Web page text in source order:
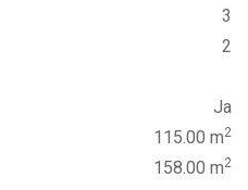
3
2
Ja
115.00 m2
158.00 m2